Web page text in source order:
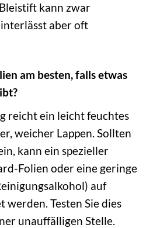
kann zwar
aber oft
am besten, falls etwas
reicht ein leicht feuchtes
weicher Lappen. Sollten
kann ein spezieller
Folien oder eine geringe
auf
werden. Testen Sie dies
unauffälligen Stelle.